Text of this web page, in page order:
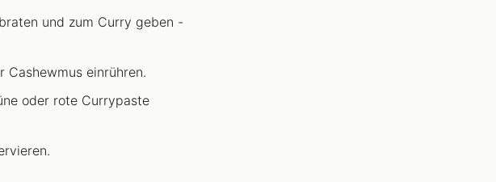
und zum Curry geben -
Cashewmus einrühren.
oder rote Currypaste